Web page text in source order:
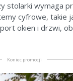
stolarki wymaga
cyfrowe, takie
okien i drzwi,
Koniec promocji